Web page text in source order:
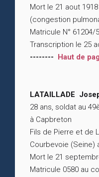
Mort le 21 aout
(congestion
Matricule N° 61204/5
Transcription le 25
-------- Haut de
LATAILLADE
28 ans, soldat au
à Capbreton
Fils de Pierre et de
Courbevoie (Seine)
Mort le 21
Matricule 0580 au